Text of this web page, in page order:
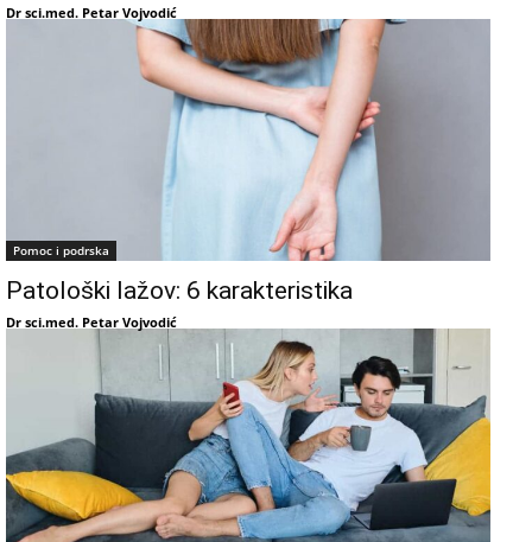
Dr sci.med. Petar Vojvodić
Pomoc i podrska
Patološki lažov: 6 karakteristika
Dr sci.med. Petar Vojvodić